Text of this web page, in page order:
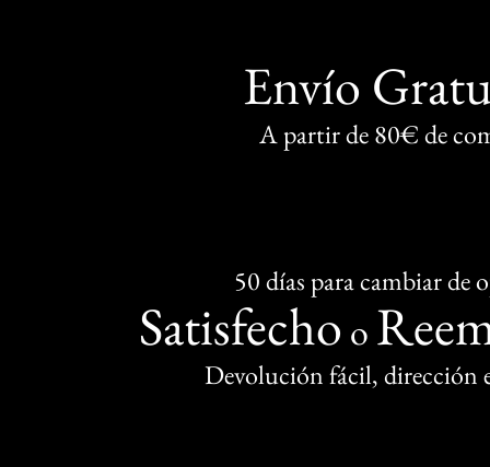
Envío
A partir de 80€ de
50 días para cambiar de
Satisfecho o
Devolución fácil, dirección